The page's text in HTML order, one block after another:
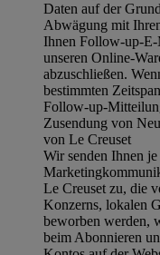
Daten auf der
Abwägung mit
Ihnen Follow-up-E-
unseren Online-
abzuschließen.
bestimmten
Follow-up-
Zusendung von
von Le Creuset
Wir senden Ihnen
Le Creuset zu, die
Konzerns, lokalen
beworben werden,
beim Abonnieren